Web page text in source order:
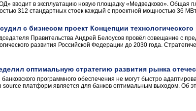
вводит в эксплуатацию новую площадку «Медведково». Общая
312 стандартных стоек каждый с проектной мощностью 36
с бизнесом проект Концепции технологического
Правительства Андрей Белоусов провёл совещание с
развития Российской Федерации до 2030 года.
оптимальную стратегию развития рынка
программного обеспечения не могут быстро
source платформ является для банков оптимальным выходом. Об